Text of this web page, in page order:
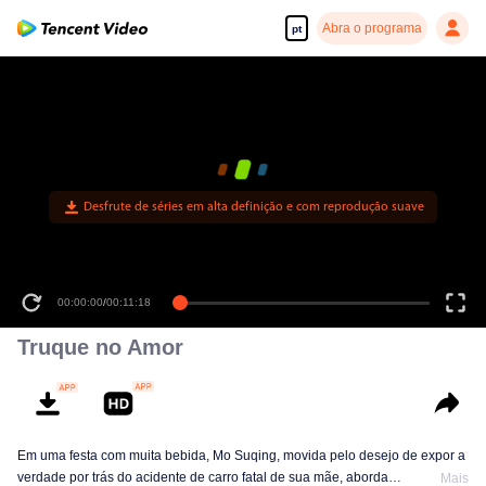
pt Abra o programa
Desfrute de séries em alta definição e com reprodução suave
00:00:00/00:11:18
Truque no Amor
Em uma festa com muita bebida, Mo Suqing, movida pelo desejo de expor a
verdade por trás do acidente de carro fatal de sua mãe, aborda
Mais